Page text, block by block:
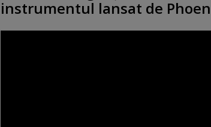
instrumentul lansat de